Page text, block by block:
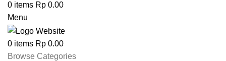
0 items Rp 0.00
Menu
0 items Rp 0.00
Browse Categories